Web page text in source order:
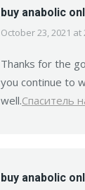
buy anabolic
says:
October 23, 2021 at
Thanks for the
you continue to
well.Спаситель
buy anabolic